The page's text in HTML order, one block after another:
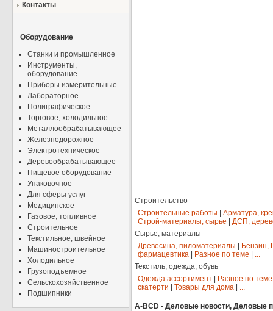
Контакты
Оборудование
Станки и промышленное
Инструменты,
оборудование
Приборы измерительные
Лабораторное
Полиграфическое
Торговое, холодильное
Металлообрабатывающее
Железнодорожное
Электротехническое
Деревообрабатывающее
Пищевое оборудование
Упаковочное
Для сферы услуг
Медицинское
Газовое, топливное
Строительное
Текстильное, швейное
Машиностроительное
Холодильное
Грузоподъемное
Сельскохозяйственное
Подшипники
Строительство
Строительные работы
Арматура,
Строй-материалы, сырье
ДСП,
Сырье, материалы
Древесина, пиломатериалы
Бензин,
фармацевтика
Разное по теме
...
Текстиль, одежда, обувь
Одежда ассортимент
Разное по теме
скатерти
Товары для дома ...
A-BCD - Деловые новости, Деловые